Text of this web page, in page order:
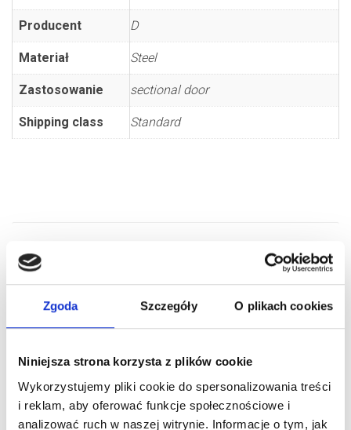
Zgoda Szczegóły O plikach cookies
Niniejsza strona korzysta z plików cookie
Wykorzystujemy pliki cookie do spersonalizowania treści
i reklam, aby oferować funkcje społecznościowe i
analizować ruch w naszej witrynie. Informacje o tym, jak
Producent D
Materiał Steel
Zastosowanie sectional door
Shipping class Standard
RELATED PRODUCTS